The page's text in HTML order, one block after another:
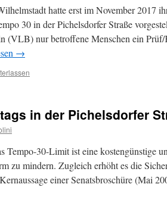
hatte erst im November 2017
30 in der Pichelsdorfer Straße
(VLB) nur betroffene Menschen ein
→
in der Pichelsdorfer
Tempo-30-Limit ist eine kostengünstige
zu mindern. Zugleich erhöht es die
einer Senatsbroschüre (Mai